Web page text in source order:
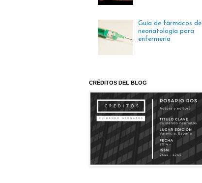
Guía de fármacos de
neonatología para
enfermería
CRÉDITOS DEL BLOG